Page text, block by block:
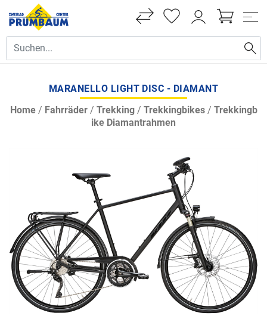
MARANELLO LIGHT DISC - DIAMANT
Home/ Fahrräder/ Trekking/ Trekkingbikes/ Trekkingb
ike Diamantrahmen